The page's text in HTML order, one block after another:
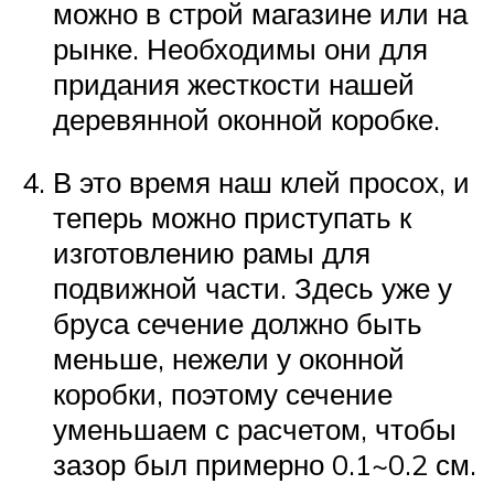
можно в строй магазине или на
рынке. Необходимы они для
придания жесткости нашей
деревянной оконной коробке.
В это время наш клей просох, и
теперь можно приступать к
изготовлению рамы для
подвижной части. Здесь уже у
бруса сечение должно быть
меньше, нежели у оконной
коробки, поэтому сечение
уменьшаем с расчетом, чтобы
зазор был примерно 0.1~0.2 см.